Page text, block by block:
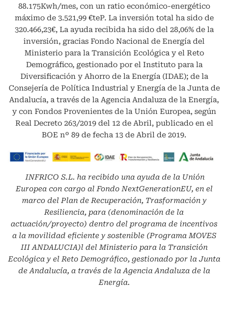
88.175Kwh/mes, con un ratio económico-energético
máximo de 3.521,99 €teP. La inversión total ha sido de
320.466,23€, La ayuda recibida ha sido del 28,06% de la
inversión, gracias Fondo Nacional de Energía del
Ministerio para la Transición Ecológica y el Reto
Demográfico, gestionado por el Instituto para la
Diversificación y Ahorro de la Energía (IDAE); de la
Consejería de Política Industrial y Energía de la Junta de
Andalucía, a través de la Agencia Andaluza de la Energía,
y con Fondos Provenientes de la Unión Europea, según
Real Decreto 263/2019 del 12 de Abril, publicado en el
BOE nº 89 de fecha 13 de Abril de 2019.
INFRICO S.L. ha recibido una ayuda de la Unión
Europea con cargo al Fondo NextGenerationEU, en el
marco del Plan de Recuperación, Trasformación y
Resiliencia, para (denominación de la
actuación/proyecto) dentro del programa de incentivos
a la movilidad eficiente y sostenible (Programa MOVES
III ANDALUCIA)l del Ministerio para la Transición
Ecológica y el Reto Demográfico, gestionado por la Junta
de Andalucía, a través de la Agencia Andaluza de la
Energía.